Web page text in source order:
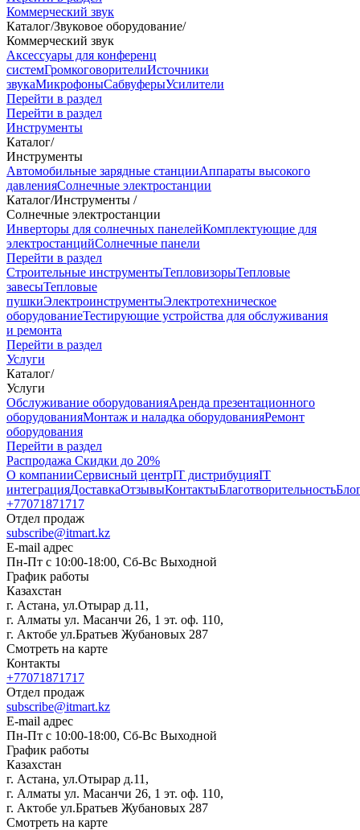
Коммерческий звук
Каталог/Звуковое оборудование/
Коммерческий звук
Аксессуары для конференц
системГромкоговорителиИсточники
звукаМикрофоныСабвуферыУсилители
Перейти в раздел
Перейти в раздел
Инструменты
Каталог/
Инструменты
Автомобильные зарядные станцииАппараты высокого
давленияСолнечные электростанции
Каталог/Инструменты /
Солнечные электростанции
Инверторы для солнечных панелейКомплектующие для
электростанцийСолнечные панели
Перейти в раздел
Строительные инструментыТепловизорыТепловые
завесыТепловые
пушкиЭлектроинструментыЭлектротехническое
оборудованиеТестирующие устройства для обслуживания
и ремонта
Перейти в раздел
Услуги
Каталог/
Услуги
Oбслуживание оборудованияАренда презентационного
оборудованияМонтаж и наладка оборудованияРемонт
оборудования
Перейти в раздел
Распродажа Скидки до 20%
О компанииСервисный центрIT дистрибуцияIT
интеграцияДоставкаОтзывыКонтактыБлаготворительность
+77071871717
Отдел продаж
subscribe@itmart.kz
E-mail адрес
Пн-Пт с 10:00-18:00, Сб-Вс Выходной
График работы
Казахстан
г. Астана, ул.Отырар д.11,
г. Алматы ул. Масанчи 26, 1 эт. оф. 110,
г. Актобе ул.Братьев Жубановых 287
Смотреть на карте
Контакты
+77071871717
Отдел продаж
subscribe@itmart.kz
E-mail адрес
Пн-Пт с 10:00-18:00, Сб-Вс Выходной
График работы
Казахстан
г. Астана, ул.Отырар д.11,
г. Алматы ул. Масанчи 26, 1 эт. оф. 110,
г. Актобе ул.Братьев Жубановых 287
Смотреть на карте